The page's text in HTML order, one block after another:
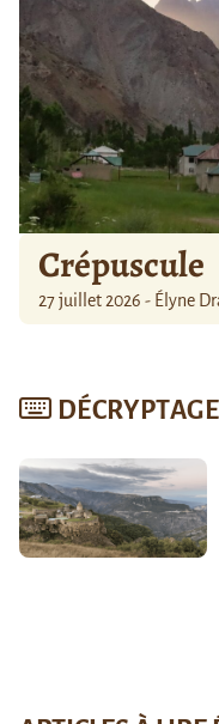
Crépuscule
27 juillet 2026 - Élyne
DÉCRYPTAGE